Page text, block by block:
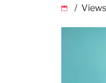
Views